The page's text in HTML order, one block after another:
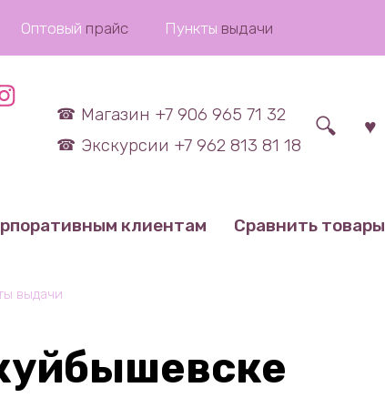
Оптовый прайс Пункты выдачи
Магазин +7 906 965 71 32
Экскурсии +7 962 813 81 18
клиентам Сравнить товары
выдачи